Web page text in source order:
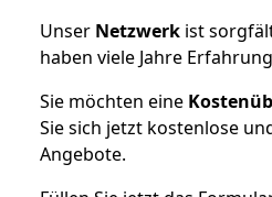
Unser Netzwerk ist
haben viele Jahre
Sie möchten eine
Sie sich jetzt kostenlose
Angebote.